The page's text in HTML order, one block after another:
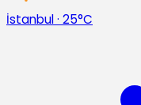
İstanbul· 25°C